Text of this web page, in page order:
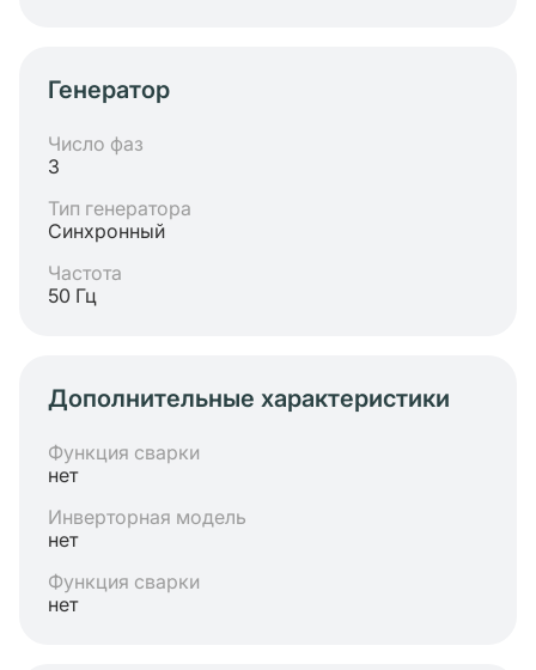
Генератор
Число фаз
3
Тип генератора
Синхронный
Частота
50 Гц
Дополнительные характеристики
Функция сварки
нет
Инверторная модель
нет
Функция сварки
нет